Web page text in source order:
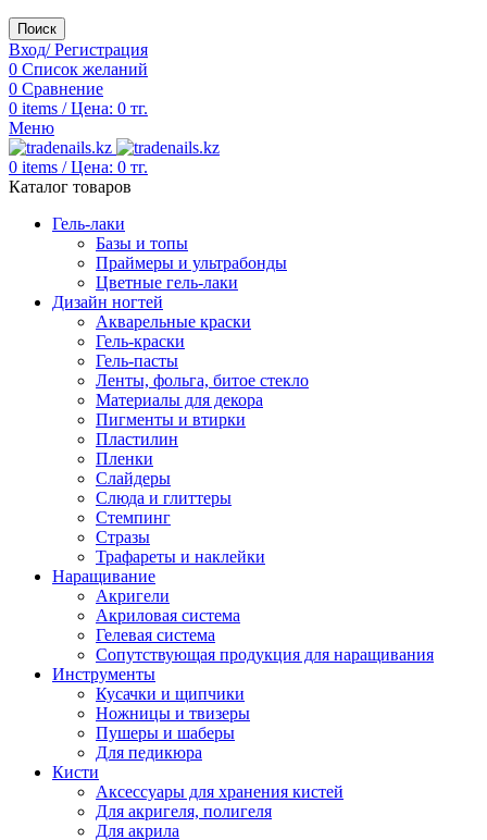
Поиск
Вход/ Регистрация
0 Список желаний
0 Сравнение
0 items / Цена: 0 тг.
Меню
0 items / Цена: 0 тг.
Каталог товаров
Гель-лаки
Базы и топы
Праймеры и ультрабонды
Цветные гель-лаки
Дизайн ногтей
Акварельные краски
Гель-краски
Гель-пасты
Ленты, фольга, битое стекло
Материалы для декора
Пигменты и втирки
Пластилин
Пленки
Слайдеры
Слюда и глиттеры
Стемпинг
Стразы
Трафареты и наклейки
Наращивание
Акригели
Акриловая система
Гелевая система
Сопутствующая продукция для наращивания
Инструменты
Кусачки и щипчики
Ножницы и твизеры
Пушеры и шаберы
Для педикюра
Кисти
Аксессуары для хранения кистей
Для акригеля, полигеля
Для акрила